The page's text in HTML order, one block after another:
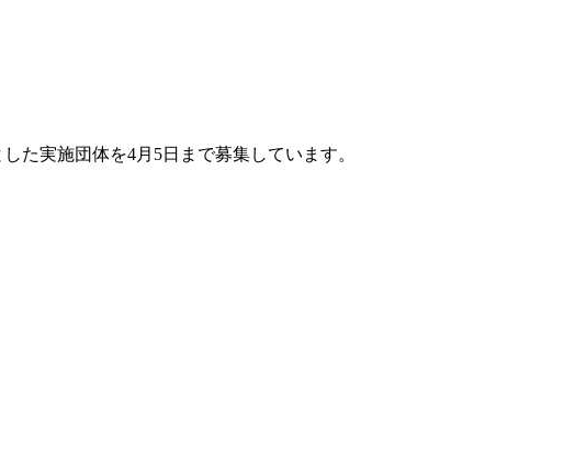
た実施団体を4月5日まで募集しています。